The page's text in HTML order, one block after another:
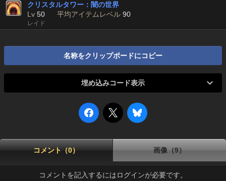
クリスタルタワー：闇の世界
Lv 50 平均アイテムレベル 90
レイド
名称をクリップボードにコピー
埋め込みコード表示
コメント（0） 画像（9）
コメントを記入するにはログインが必要です。